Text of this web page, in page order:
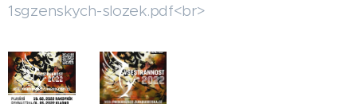
1sgzenskych-slozek.pdf<br>